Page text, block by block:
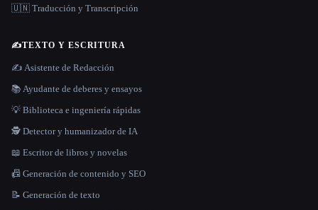
🇺🇳 Traducción y Transcripción
✍️TEXTO Y ESCRITURA
✍️ Asistente de Redacción
📚 Ayudante de deberes y ensayos
💡 Biblioteca e ingeniería rápidas
🕵️ Detector y humanizador de IA
📖 Escritor de libros y novelas
📠 Generación de contenido y SEO
📝 Generación de texto